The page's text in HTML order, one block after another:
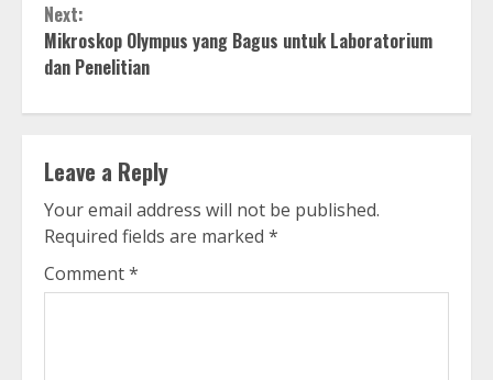
Next:
Mikroskop Olympus yang Bagus untuk Laboratorium
dan Penelitian
Leave a Reply
Your email address will not be published.
Required fields are marked *
Comment*